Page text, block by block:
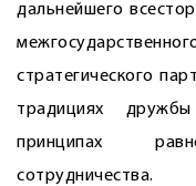
дальнейшего
стратегического
традициях
принципах
сотрудничества.